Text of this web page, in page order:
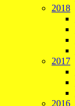
2018
2017
2016